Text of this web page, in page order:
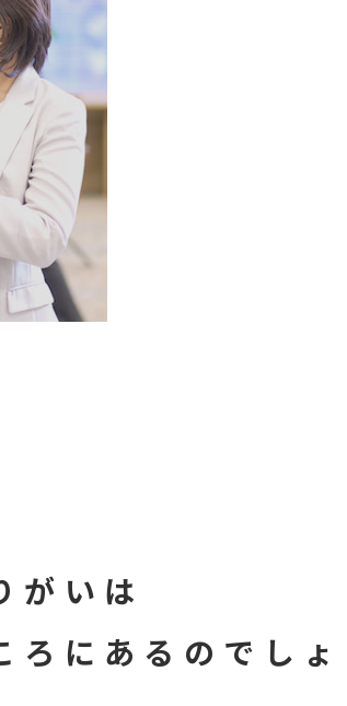
がいは
ろにあるのでしょ